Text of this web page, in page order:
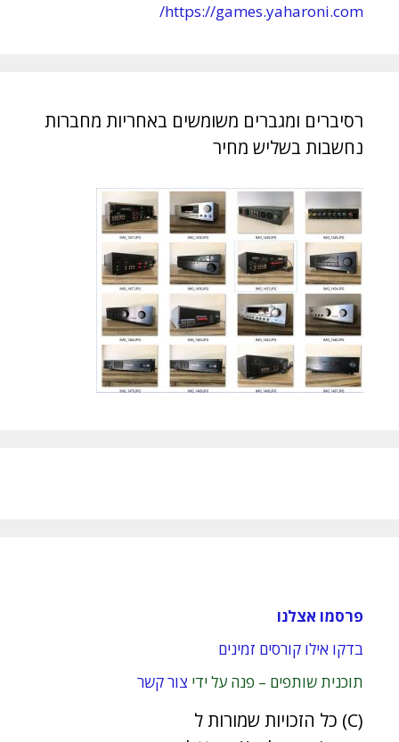
https://games.yaharoni.com/
רסיברים ומגברים משומשים באחריות מחברות
נחשבות בשליש מחיר
פרסמו אצלנו
בדקו אילו קורסים זמינים
תוכנית שותפים – פנה על ידי צור קשר
(C) כל הזכויות שמורות ל